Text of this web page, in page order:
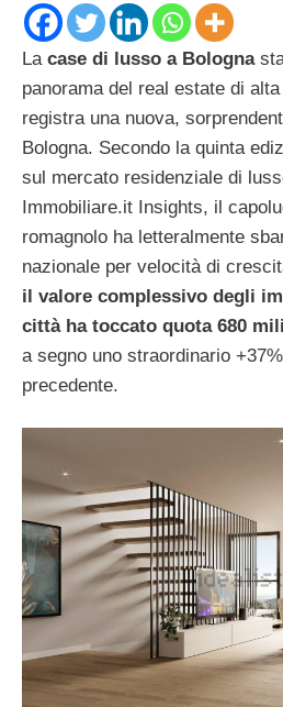
La case di lusso a Bologna
panorama del real estate di
registra una nuova,
Bologna. Secondo la quinta
sul mercato residenziale di
Immobiliare.it Insights, il
romagnolo ha letteralmente
nazionale per velocità di
il valore complessivo degli
città ha toccato quota 680
a segno uno straordinario
precedente.